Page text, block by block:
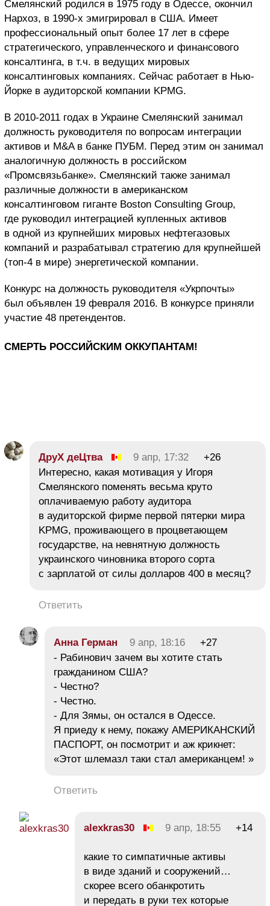
Смелянский родился в 1975 году в Одессе, окончил
Нархоз, в 1990-х эмигрировал в США. Имеет
профессиональный опыт более 17 лет в сфере
стратегического, управленческого и финансового
консалтинга, в т.ч. в ведущих мировых
консалтинговых компаниях. Сейчас работает в Нью-
Йорке в аудиторской компании KPMG.
В 2010-2011 годах в Украине Смелянский занимал
должность руководителя по вопросам интеграции
активов и M&A в банке ПУБМ. Перед этим он занимал
аналогичную должность в российском
«Промсвязьбанке». Смелянский также занимал
различные должности в американском
консалтинговом гиганте Boston Consulting Group,
где руководил интеграцией купленных активов
в одной из крупнейших мировых нефтегазовых
компаний и разрабатывал стратегию для крупнейшей
(топ-4 в мире) энергетической компании.
Конкурс на должность руководителя «Укрпочты»
был объявлен 19 февраля 2016. В конкурсе приняли
участие 48 претендентов.
СМЕРТЬ РОССИЙСКИМ ОККУПАНТАМ!
ДруХ деЦтва 9 апр, 17:32
+26
Интересно, какая мотивация у Игоря
Смелянского поменять весьма круто
оплачиваемую работу аудитора
в аудиторской фирме первой пятерки мира
KPMG, проживающего в процветающем
государстве, на невнятную должность
украинского чиновника второго сорта
с зарплатой от силы долларов 400 в месяц?
Ответить
Анна Герман 9 апр, 18:16
+27
- Рабинович зачем вы хотите стать
гражданином США?
- Честно?
- Честно.
- Для Зямы, он остался в Одессе.
Я приеду к нему, покажу АМЕРИКАНСКИЙ
ПАСПОРТ, он посмотрит и аж крикнет:
«Этот шлемазл таки стал американцем! »
Ответить
alexkras30 9 апр, 18:55 +14
какие то симпатичные активы
в виде зданий и сооружений…
скорее всего обанкротить
и передать в руки тех которые